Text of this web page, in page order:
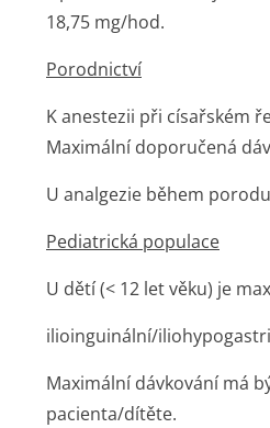
18,75 mg/hod.
Porodnictví
K anestezii při císařském
Maximální doporučená
U analgezie během
Pediatrická populace
U dětí (< 12 let věku) je
ilioinguinální/
Maximální dávkování má
pacienta/dítěte.